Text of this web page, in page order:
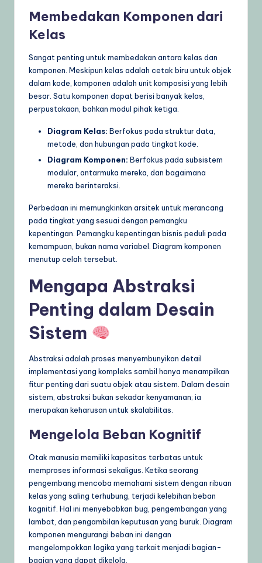
Membedakan Komponen dari
Kelas
Sangat penting untuk membedakan antara kelas dan
komponen. Meskipun kelas adalah cetak biru untuk objek
dalam kode, komponen adalah unit komposisi yang lebih
besar. Satu komponen dapat berisi banyak kelas,
perpustakaan, bahkan modul pihak ketiga.
Diagram Kelas: Berfokus pada struktur data,
metode, dan hubungan pada tingkat kode.
Diagram Komponen: Berfokus pada subsistem
modular, antarmuka mereka, dan bagaimana
mereka berinteraksi.
Perbedaan ini memungkinkan arsitek untuk merancang
pada tingkat yang sesuai dengan pemangku
kepentingan. Pemangku kepentingan bisnis peduli pada
kemampuan, bukan nama variabel. Diagram komponen
menutup celah tersebut.
Mengapa Abstraksi
Penting dalam Desain
Sistem
Abstraksi adalah proses menyembunyikan detail
implementasi yang kompleks sambil hanya menampilkan
fitur penting dari suatu objek atau sistem. Dalam desain
sistem, abstraksi bukan sekadar kenyamanan; ia
merupakan keharusan untuk skalabilitas.
Mengelola Beban Kognitif
Otak manusia memiliki kapasitas terbatas untuk
memproses informasi sekaligus. Ketika seorang
pengembang mencoba memahami sistem dengan ribuan
kelas yang saling terhubung, terjadi kelebihan beban
kognitif. Hal ini menyebabkan bug, pengembangan yang
lambat, dan pengambilan keputusan yang buruk. Diagram
komponen mengurangi beban ini dengan
mengelompokkan logika yang terkait menjadi bagian-
bagian yang dapat dikelola.